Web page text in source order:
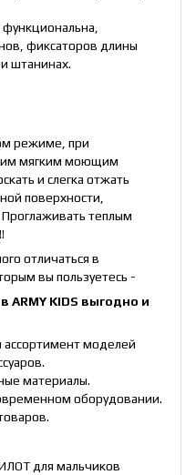
фиксаторов длины
штанинах.
режиме, при
мягким моющим
и слегка отжать
поверхности,
теплым
отличаться в
вы пользуетесь -
ARMY KIDS выгодно и
моделей
материалы.
оборудовании.
для мальчиков